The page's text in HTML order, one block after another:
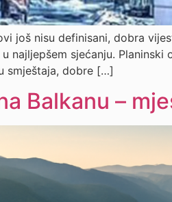
još nisu definisani, dobra
najljepšem sjećanju.
smještaja, dobre […]
Balkanu –